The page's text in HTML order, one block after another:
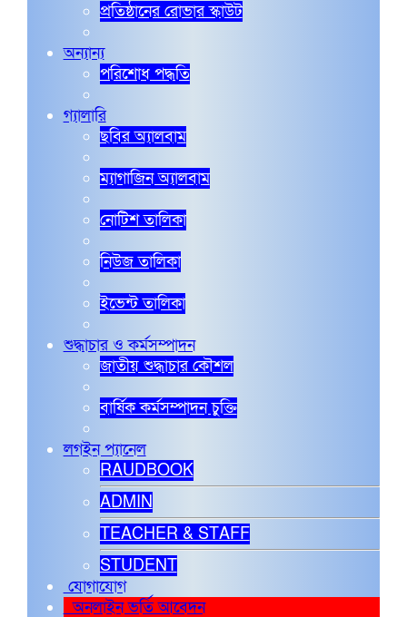
প্রতিষ্ঠানের রোভার স্কাউট
অন্যান্য
পরিশোধ পদ্ধতি
গ্যালারি
ছবির অ্যালবাম
ম্যাগাজিন অ্যালবাম
নোটিশ তালিকা
নিউজ তালিকা
ইভেন্ট তালিকা
শুদ্ধাচার ও কর্মসম্পাদন
জাতীয় শুদ্ধাচার কৌশল
বার্ষিক কর্মসম্পাদন চুক্তি
লগইন প্যানেল
RAUDBOOK
ADMIN
TEACHER & STAFF
STUDENT
যোগাযোগ
অনলাইন ভর্তি আবেদন